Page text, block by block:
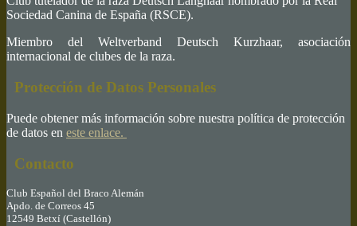
Sociedad Canina de España (RSCE).
Miembro del Weltverband Deutsch Kurzhaar, asociación
internacional de clubes de la raza.
Protección de Datos Personales
Puede obtener más información sobre nuestra política de protección
de datos en este enlace.
Contacto
Club Español del Braco Alemán
Apdo. de Correos 45
12549 Betxí (Castellón)